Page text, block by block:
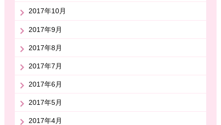
2017年10月
2017年9月
2017年8月
2017年7月
2017年6月
2017年5月
2017年4月